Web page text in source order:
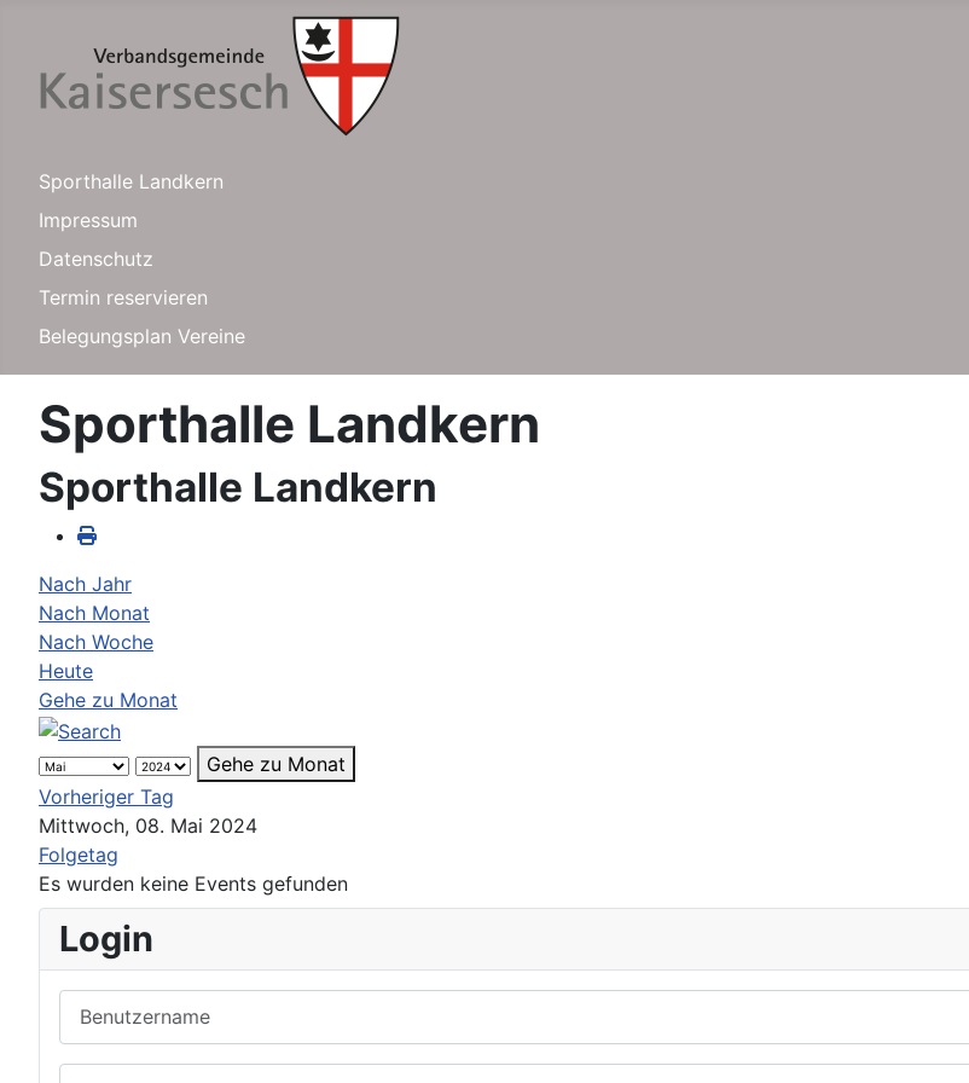
Sporthalle Landkern
Impressum
Datenschutz
Termin reservieren
Belegungsplan Vereine
Sporthalle Landkern
Sporthalle Landkern
Nach Jahr
Nach Monat
Nach Woche
Heute
Gehe zu Monat
Gehe zu Monat
Vorheriger Tag
Mittwoch, 08. Mai 2024
Folgetag
Es wurden keine Events gefunden
Login